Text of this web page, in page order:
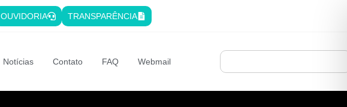
OUVIDORIA TRANSPARÊNCIA
Notícias Contato FAQ Webmail